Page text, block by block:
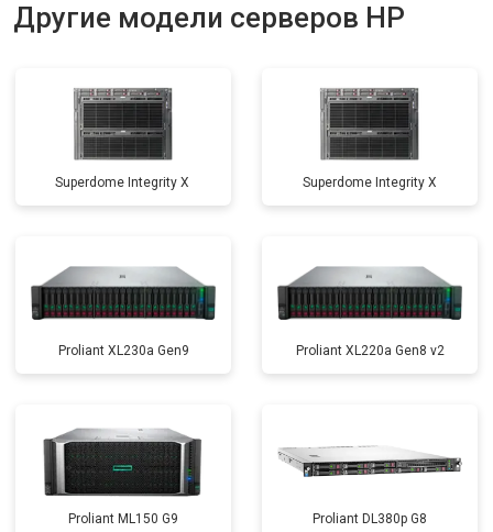
Другие модели серверов HP
Superdome Integrity Х Superdome Integrity Х
Proliant XL230a Gen9 Proliant XL220a Gen8 v2
Proliant ML150 G9 Proliant DL380p G8